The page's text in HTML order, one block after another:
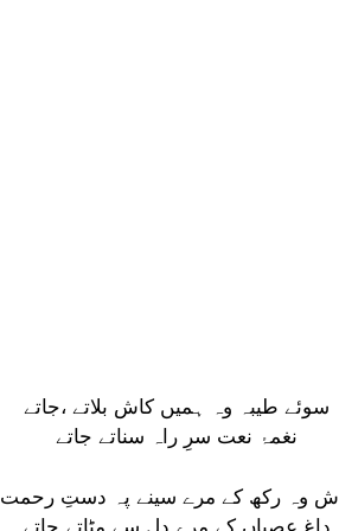
سوئے طیبہ وہ ہمیں کاش بلاتے ،جاتے
نغمۂ نعت سرِ راہ سناتے جاتے
وہ رکھ کے مرے سینے پہ دستِ رحمت
داغ عصیاں کے مرے دل سے مٹاتے جاتے